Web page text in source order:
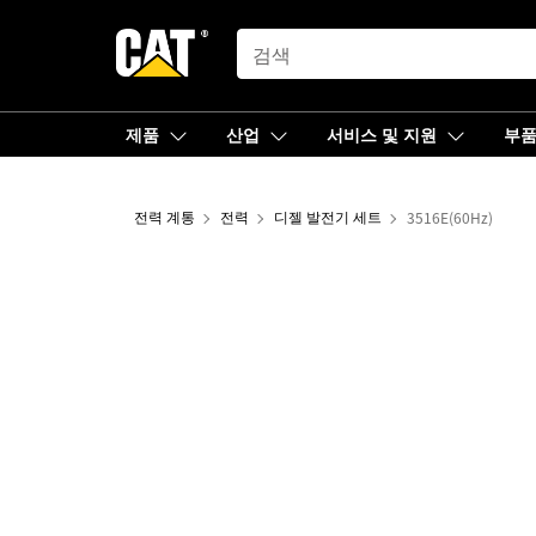
SEARCH
제품 산업 서비스 및 지원 부품
전력 계통 전력 디젤 발전기 세트 3516E(60Hz)